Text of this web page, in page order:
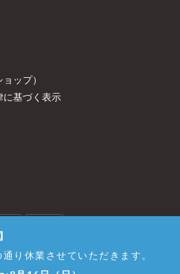
ップ）
に基づく表示
り休業させていただきます。